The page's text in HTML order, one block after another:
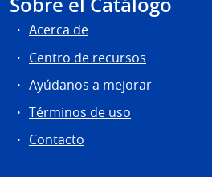
Acerca de
Centro de recursos
Ayúdanos a mejorar
Términos de uso
Contacto